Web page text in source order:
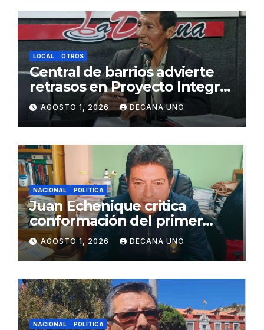
LOCAL OTROS
Central de barrios advierte
retrasos en Proyecto Integral
de Agua y Alcantarillado para
Juliaca
AGOSTO 1, 2026 DECANA UNO
NACIONAL POLÍTICA
Juan Echenique critica
conformación del primer
gabinete ministerial de Keiko
Fujimori
AGOSTO 1, 2026 DECANA UNO
NACIONAL POLÍTICA